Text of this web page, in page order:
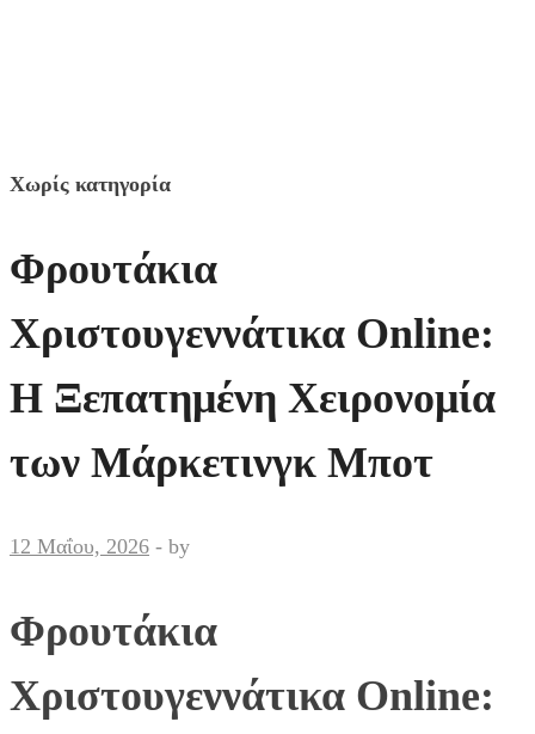
Χωρίς κατηγορία
Φρουτάκια
Χριστουγεννάτικα Online:
Η Ξεπατημένη Χειρονομία
των Μάρκετινγκ Μποτ
12 Μαΐου, 2026 - by
Φρουτάκια
Χριστουγεννάτικα Online: